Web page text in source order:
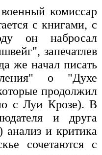
комиссар
с книгами, с
он набросал
запечатлев
же начал писать
о "Духе
продолжил
с Луи Крозе). В
и друга
и критика
сочетаются с